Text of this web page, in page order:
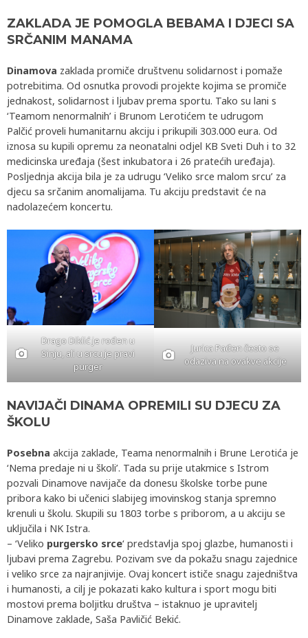
ZAKLADA JE POMOGLA BEBAMA I DJECI SA
SRČANIM MANAMA
Dinamova zaklada promiče društvenu solidarnost i pomaže
potrebitima. Od osnutka provodi projekte kojima se promiče
jednakost, solidarnost i ljubav prema sportu. Tako su lani s
‘Teamom nenormalnih’ i Brunom Lerotićem te udrugom
Palčić proveli humanitarnu akciju i prikupili 303.000 eura. Od
iznosa su kupili opremu za neonatalni odjel KB Sveti Duh i to 32
medicinska uređaja (šest inkubatora i 26 pratećih uređaja).
Posljednja akcija bila je za udrugu ‘Veliko srce malom srcu’ za
djecu sa srčanim anomalijama. Tu akciju predstavit će na
nadolazećem koncertu.
Drago Diklić je rođen u
Sinju, ali u srcu je pravi
purger
Jurica Pađen često se
odaziva na ovakve akcije
NAVIJAČI DINAMA OPREMILI SU DJECU ZA
ŠKOLU
Posebna akcija zaklade, Teama nenormalnih i Brune Lerotića je
‘Nema predaje ni u školi’. Tada su prije utakmice s Istrom
pozvali Dinamove navijače da donesu školske torbe pune
pribora kako bi učenici slabijeg imovinskog stanja spremno
krenuli u školu. Skupili su 1803 torbe s priborom, a u akciju se
uključila i NK Istra.
– ‘Veliko purgersko srce‘ predstavlja spoj glazbe, humanosti i
ljubavi prema Zagrebu. Pozivam sve da pokažu snagu zajednice
i veliko srce za najranjivije. Ovaj koncert ističe snagu zajedništva
i humanosti, a cilj je pokazati kako kultura i sport mogu biti
mostovi prema boljitku društva – istaknuo je upravitelj
Dinamove zaklade, Saša Pavličić Bekić.